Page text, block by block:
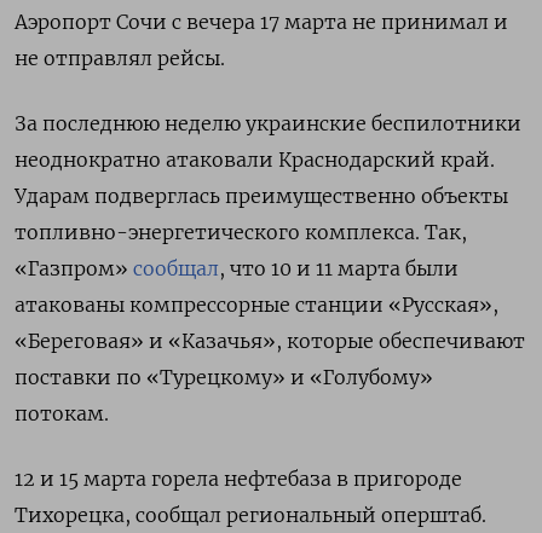
Аэропорт Сочи с вечера 17 марта не принимал и
не отправлял рейсы.
За последнюю неделю украинские беспилотники
неоднократно атаковали Краснодарский край.
Ударам подверглась преимущественно объекты
топливно-энергетического комплекса. Так,
«Газпром» сообщал, что 10 и 11 марта были
атакованы компрессорные станции «Русская»,
«Береговая» и «Казачья», которые обеспечивают
поставки по «Турецкому» и «Голубому»
потокам.
12 и 15 марта горела нефтебаза в пригороде
Тихорецка, сообщал региональный оперштаб.